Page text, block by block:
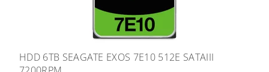
HDD 6TB SEAGATE EXOS 7E10 512E SATAIII